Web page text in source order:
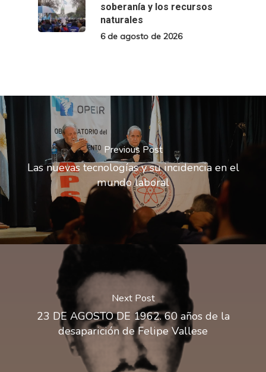
soberanía y los recursos
naturales
6 de agosto de 2026
Previous Post
Las nuevas tecnologías y su incidencia en el
mundo laboral
Next Post
23 DE AGOSTO DE 1962. 60 años de la
desaparición de Felipe Vallese